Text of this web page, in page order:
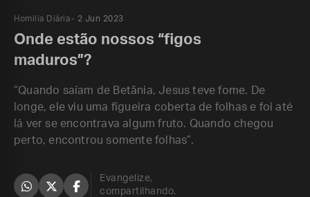
Homilia Diária 2 Jun 2023
Onde estão nossos “figos
maduros”?
“Quando saíam de Betânia, Jesus teve fome. De
longe, ele viu uma figueira coberta de folhas e foi até
lá ver se encontrava algum fruto. Quando chegou
perto, encontrou somente folhas”.
Evangelize,
compartilhando.